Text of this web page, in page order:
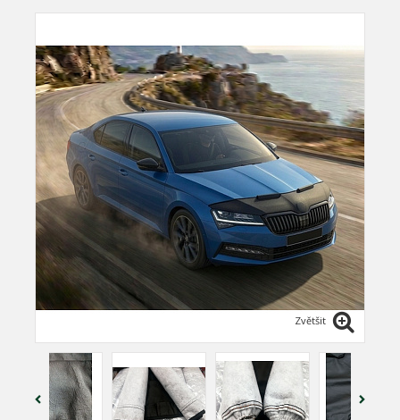
Zvětšit